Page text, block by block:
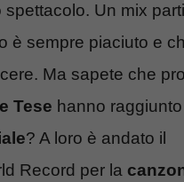
spettacolo. Un mix
è sempre piaciuto e
Ma sapete che
Tese hanno
? A loro è andato il
Record per la